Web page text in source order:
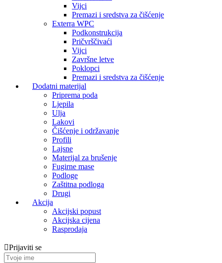
Vijci
Premazi i sredstva za čišćenje
Exterra WPC
Podkonstrukcija
Pričvrščivaći
Vijci
Završne letve
Poklopci
Premazi i sredstva za čišćenje
Dodatni materijal
Priprema poda
Ljepila
Ulja
Lakovi
Čišćenje i održavanje
Profili
Lajsne
Materijal za brušenje
Fugirne mase
Podloge
Zaštitna podloga
Drugi
Akcija
Akcijski popust
Akcijska cijena
Rasprodaja
Prijaviti se